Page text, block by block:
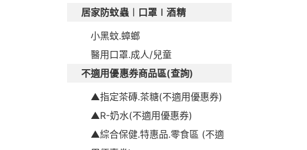
居家防蚊蟲︱口罩∣酒精
小黑蚊.蟑螂
醫用口罩.成人/兒童
不適用優惠券商品區(查詢)
▲指定茶磚.茶糖(不適用優惠券)
▲R-奶水(不適用優惠券)
▲綜合保健.特惠品.零食區 (不適